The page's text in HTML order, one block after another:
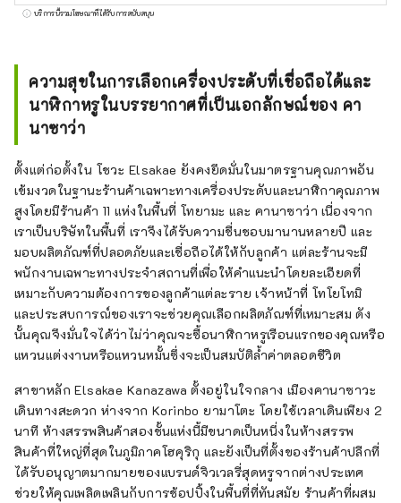
สถานที่ท่องเที่ยว นอกจากสื่อในประเทศ เช่น
ไทย และเวียดนาม เพื่อถ่ายทอดเสน่ห์ของจังหวัด
อิชิคาวะอย่างกว้างขวาง
บริการนี้รวมโฆษณาที่ได้รับการสนับสนุน
ความสุขในการเลือกเครื่องประดับที่เชื่อถือได้และ
นาฬิกาหรูในบรรยากาศที่เป็นเอกลักษณ์ของ คา
นาซาว่า
ตั้งแต่ก่อตั้งใน โชวะ Elsakae ยังคงยึดมั่นในมาตรฐานคุณภาพอัน
เข้มงวดในฐานะร้านค้าเฉพาะทางเครื่องประดับและนาฬิกาคุณภาพ
สูงโดยมีร้านค้า 11 แห่งในพื้นที่ โทยามะ และ คานาซาว่า เนื่องจาก
เราเป็นบริษัทในพื้นที่ เราจึงได้รับความชื่นชอบมานานหลายปี และ
มอบผลิตภัณฑ์ที่ปลอดภัยและเชื่อถือได้ให้กับลูกค้า แต่ละร้านจะมี
พนักงานเฉพาะทางประจำสถานที่เพื่อให้คำแนะนำโดยละเอียดที่
เหมาะกับความต้องการของลูกค้าแต่ละราย เจ้าหน้าที่ โทโยโทมิ
และประสบการณ์ของเราจะช่วยคุณเลือกผลิตภัณฑ์ที่เหมาะสม ดัง
นั้นคุณจึงมั่นใจได้ว่าไม่ว่าคุณจะซื้อนาฬิกาหรูเรือนแรกของคุณหรือ
แหวนแต่งงานหรือแหวนหมั้นซึ่งจะเป็นสมบัติล้ำค่าตลอดชีวิต
สาขาหลัก Elsakae Kanazawa ตั้งอยู่ในใจกลาง เมืองคานาซาวะ
เดินทางสะดวก ห่างจาก Korinbo ยามาโตะ โดยใช้เวลาเดินเพียง 2
นาที ห้างสรรพสินค้าสองชั้นแห่งนี้มีขนาดเป็นหนึ่งในห้างสรรพ
สินค้าที่ใหญ่ที่สุดในภูมิภาคโฮคุริกุ และยังเป็นที่ตั้งของร้านค้าปลีกที่
ได้รับอนุญาตมากมายของแบรนด์จิวเวลรี่สุดหรูจากต่างประเทศ
ช่วยให้คุณเพลิดเพลินกับการช้อปปิ้งในพื้นที่ที่ทันสมัย ร้านค้าที่ผสม